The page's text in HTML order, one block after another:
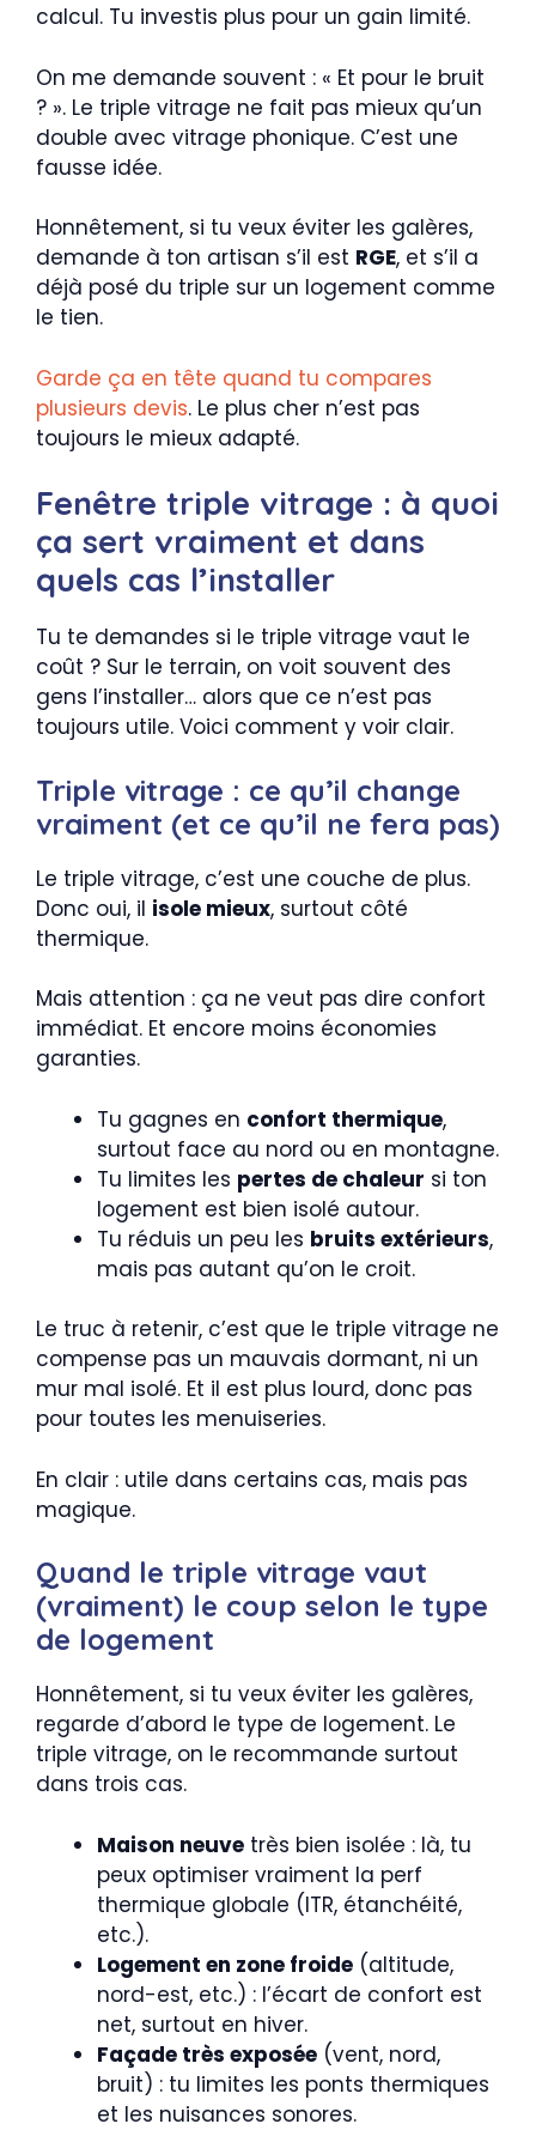
calcul. Tu investis plus pour un gain limité.
On me demande souvent : « Et pour le bruit
? ». Le triple vitrage ne fait pas mieux qu’un
double avec vitrage phonique. C’est une
fausse idée.
Honnêtement, si tu veux éviter les galères,
demande à ton artisan s’il est RGE, et s’il a
déjà posé du triple sur un logement comme
le tien.
Garde ça en tête quand tu compares
plusieurs devis. Le plus cher n’est pas
toujours le mieux adapté.
Fenêtre triple vitrage : à quoi
ça sert vraiment et dans
quels cas l’installer
Tu te demandes si le triple vitrage vaut le
coût ? Sur le terrain, on voit souvent des
gens l’installer… alors que ce n’est pas
toujours utile. Voici comment y voir clair.
Triple vitrage : ce qu’il change
vraiment (et ce qu’il ne fera pas)
Le triple vitrage, c’est une couche de plus.
Donc oui, il isole mieux, surtout côté
thermique.
Mais attention : ça ne veut pas dire confort
immédiat. Et encore moins économies
garanties.
Tu gagnes en confort thermique,
surtout face au nord ou en montagne.
Tu limites les pertes de chaleur si ton
logement est bien isolé autour.
Tu réduis un peu les bruits extérieurs,
mais pas autant qu’on le croit.
Le truc à retenir, c’est que le triple vitrage ne
compense pas un mauvais dormant, ni un
mur mal isolé. Et il est plus lourd, donc pas
pour toutes les menuiseries.
En clair : utile dans certains cas, mais pas
magique.
Quand le triple vitrage vaut
(vraiment) le coup selon le type
de logement
Honnêtement, si tu veux éviter les galères,
regarde d’abord le type de logement. Le
triple vitrage, on le recommande surtout
dans trois cas.
Maison neuve très bien isolée : là, tu
peux optimiser vraiment la perf
thermique globale (ITR, étanchéité,
etc.).
Logement en zone froide (altitude,
nord-est, etc.) : l’écart de confort est
net, surtout en hiver.
Façade très exposée (vent, nord,
bruit) : tu limites les ponts thermiques
et les nuisances sonores.